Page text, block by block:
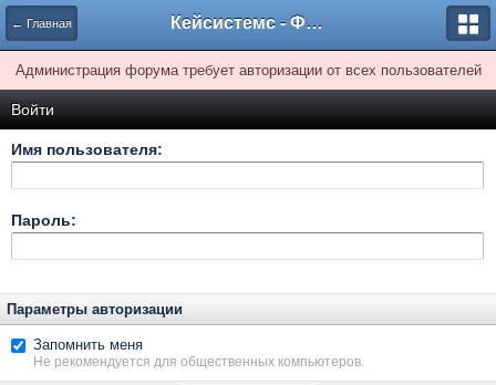
← Главная Кейсистемс - Форумы
Администрация форума требует авторизации от всех пользователей
Войти
Имя пользователя:
Пароль:
Параметры авторизации
Запомнить меня
Не рекомендуется для общественных компьютеров.